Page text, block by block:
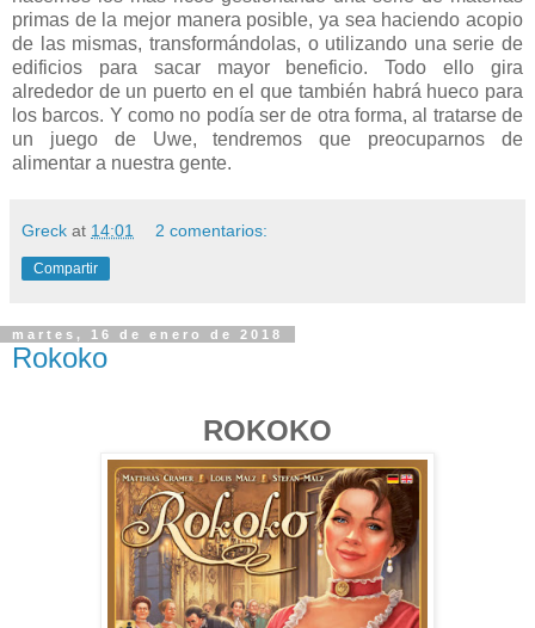
primas de la mejor manera posible, ya sea haciendo acopio
de las mismas, transformándolas, o utilizando una serie de
edificios para sacar mayor beneficio. Todo ello gira
alrededor de un puerto en el que también habrá hueco para
los barcos. Y como no podía ser de otra forma, al tratarse de
un juego de Uwe, tendremos que preocuparnos de
alimentar a nuestra gente.
Greck at 14:01 2 comentarios:
Compartir
martes, 16 de enero de 2018
Rokoko
ROKOKO